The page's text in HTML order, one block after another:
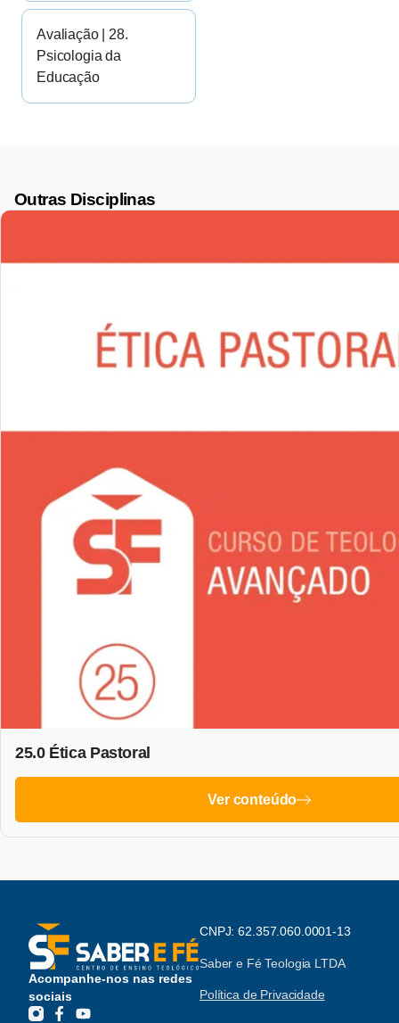
Avaliação | 28.
Psicologia da
Educação
Outras Disciplinas
25.0 Ética Pastoral
Ver conteúdo
Acompanhe-nos nas redes
sociais
CNPJ: 62.357.060.0001-13
Saber e Fé Teologia LTDA
Política de Privacidade